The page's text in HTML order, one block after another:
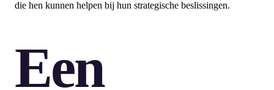
die hen kunnen helpen bij hun strategische beslissingen.
Een